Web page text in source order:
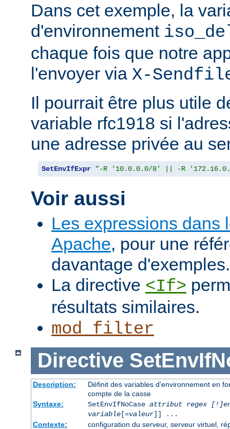
Dans cet exemple, la
d'environnement
chaque fois que notre
l'envoyer via X-
Il pourrait être plus utile
variable rfc1918 si
une adresse privée au
SetEnvIfExpr "-R '10.0.0.0/8' || -R
Voir aussi
Les expressions dans
Apache, pour une
davantage d'exemples.
La directive <If>
résultats similaires.
mod_filter
Directive
Description:
Définit des variables d'environnement en
compte de la casse
Syntaxe:
SetEnvIfNoCase attribut regex
variable[=valeur]] ...
Contexte:
configuration du serveur, serveur virtuel,